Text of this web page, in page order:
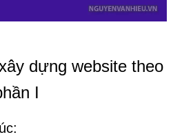
dựng website theo
I